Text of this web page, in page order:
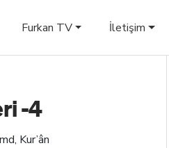
Furkan TV İletişim
-4
Kur’ân